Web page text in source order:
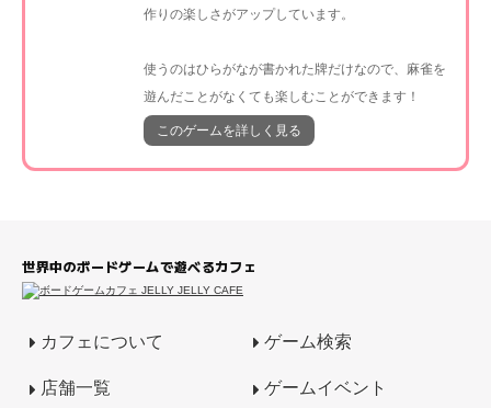
作りの楽しさがアップしています。
使うのはひらがなが書かれた牌だけなので、麻雀を
遊んだことがなくても楽しむことができます！
このゲームを詳しく見る
世界中のボードゲームで遊べるカフェ
カフェについて ゲーム検索
店舗一覧 ゲームイベント